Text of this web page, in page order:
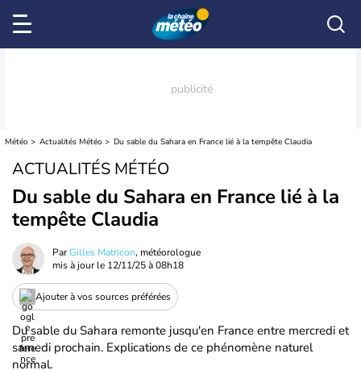
Météo Actualités Météo Du sable du Sahara en France lié à la tempête Claudia
ACTUALITÉS MÉTÉO
Du sable du Sahara en France lié à la
tempête Claudia
ParGilles Matricon, météorologue
mis à jour le 12/11/25 à 08h18
Ajouter à vos sources préférées
Du sable du Sahara remonte jusqu'en France entre mercredi et
samedi prochain. Explications de ce phénomène naturel
normal.